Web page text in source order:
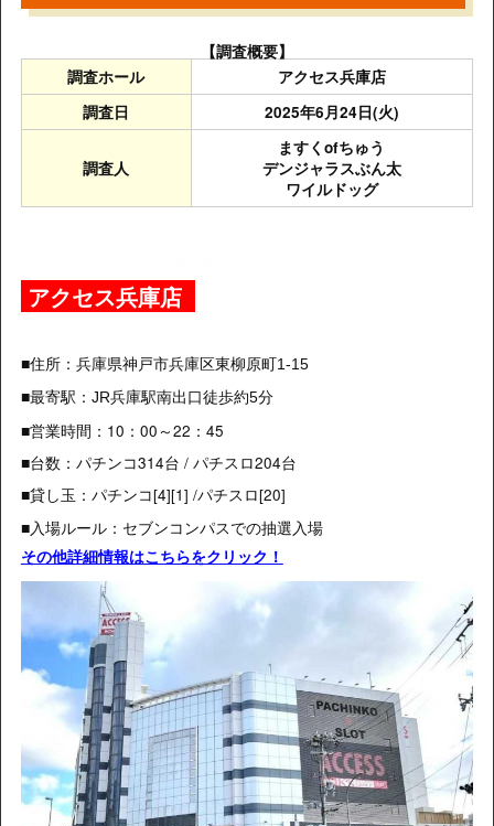
【調査概要】
調査ホール
アクセス兵庫店
調査日
2025年6月24日(火)
調査人
ますくofちゅう
デンジャラスぶん太
ワイルドッグ
アクセス兵庫店
■住所： 兵庫県神戸市兵庫区東柳原町1-15
■最寄駅： JR兵庫駅南出口徒歩約5分
■営業時間：10：00～22：45
■台数：パチンコ314台 / パチスロ204台
■貸し玉：パチンコ[4][1] /パチスロ[20]
■入場ルール：セブンコンパスでの抽選入場
その他詳細情報はこちらをクリック！